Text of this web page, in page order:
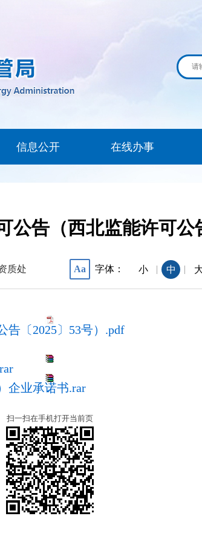
信息公开 在线办事
告（西北监能许可公
质处 Aa 字体： 小 | 中 |
告〔2025〕53号）.pdf
企业承诺书.rar
扫一扫在手机打开当前页